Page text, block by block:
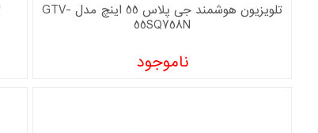
تلویزیون هوشمند جی پلاس 55 اینچ مدل GTV-
55SQ758N
ناموجود